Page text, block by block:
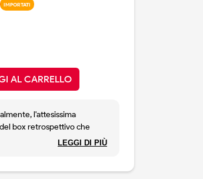
IMPORTATI
AL CARRELLO
l'attesissima
box retrospettivo che
uno dei capolavori di
LEGGI DI PIÙ